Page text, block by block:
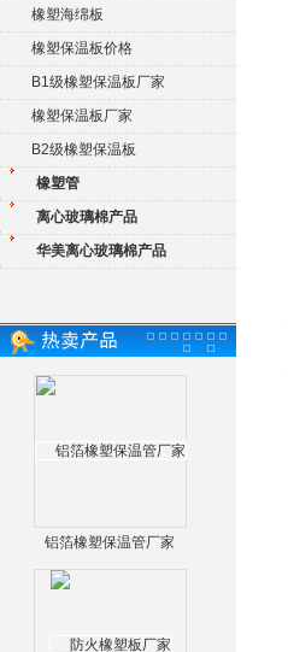
橡塑海绵板
橡塑保温板价格
B1级橡塑保温板厂家
橡塑保温板厂家
B2级橡塑保温板
橡塑管
离心玻璃棉产品
华美离心玻璃棉产品
铝箔橡塑保温管厂家